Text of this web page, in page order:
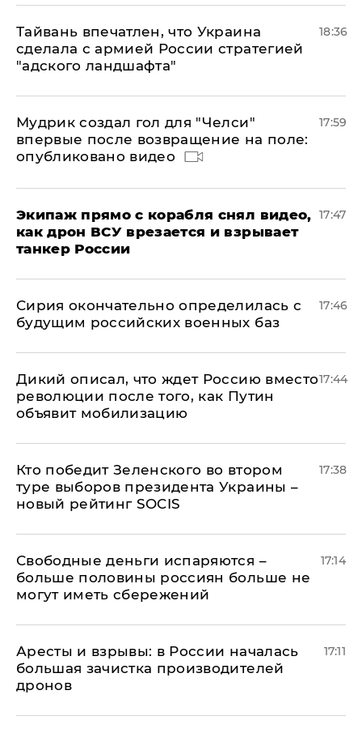
Тайвань впечатлен, что Украина
сделала с армией России стратегией
"адского ландшафта"
18:36
Мудрик создал гол для "Челси"
впервые после возвращение на поле:
опубликовано видео
17:59
Экипаж прямо с корабля снял видео,
как дрон ВСУ врезается и взрывает
танкер России
17:47
Сирия окончательно определилась с
будущим российских военных баз
17:46
Дикий описал, что ждет Россию вместо
революции после того, как Путин
объявит мобилизацию
17:44
Кто победит Зеленского во втором
туре выборов президента Украины –
новый рейтинг SOCIS
17:38
Свободные деньги испаряются –
больше половины россиян больше не
могут иметь сбережений
17:14
Аресты и взрывы: в России началась
большая зачистка производителей
дронов
17:11